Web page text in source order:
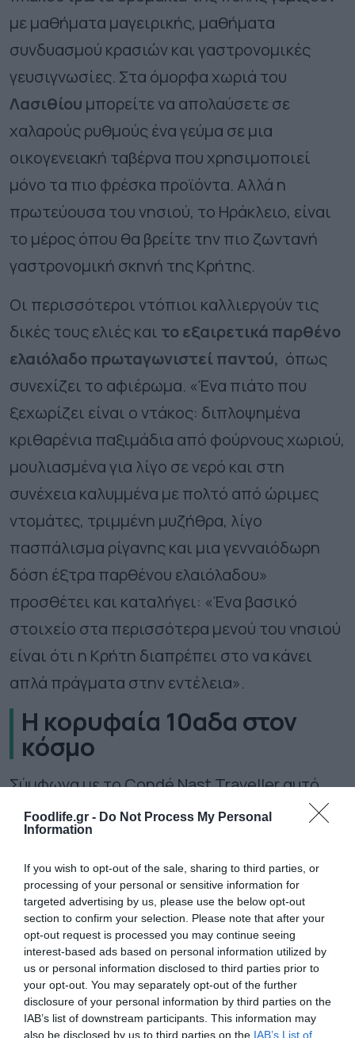
Foodlife.gr - Do Not Process My Personal
Information
If you wish to opt-out of the sale, sharing to third parties, or
processing of your personal or sensitive information for
targeted advertising by us, please use the below opt-out
section to confirm your selection. Please note that after your
opt-out request is processed you may continue seeing
interest-based ads based on personal information utilized by
us or personal information disclosed to third parties prior to
your opt-out. You may separately opt-out of the further
disclosure of your personal information by third parties on the
IAB’s list of downstream participants. This information may
also be disclosed by us to third parties on the IAB’s List of
με μαθήματα μαγειρικής, μαθήματα
συνδυασμού κρασιών και γαστρονομικές
γευσιγνωσίες. Στα όμορφα χωριά του
Λασιθίου μπορείτε να απολαύσετε σε
χαλαρούς ρυθμούς ένα γεύμα σε μια
οικογενειακή ταβέρνα που χρησιμοποιεί
μόνο τα πιο φρέσκα προϊόντα. Αλλά η
πρωτεύουσα του νησιού, το Ηράκλειο, είναι
το μέρος όπου θα βρείτε την πιο ζωντανή
γαστρονομική σκηνή της Κρήτης.
Οι περισσότεροι ντόπιοι καλλιεργούν τις
δικές τους ελιές και το εξαιρετικά παρθένο
ελαιόλαδο πρωταγωνιστεί παντού, όπως
συνεχίζει το αφιέρωμα. «Ένα πιάτο που
ξεχωρίζει είναι ο ντάκος: διπλοψημένα
κριθαρένια παξιμάδια από φούρνους χωριού,
μουλιασμένα για λίγο σε νερό και στη
συνέχεια καλυμμένα με πολτό από ώριμες
ντομάτες, τριμμένη μυζήθρα, λίγο
πασπάλισμα ρίγανης και μια γενναιόδωρη
δόση έξτρα παρθένου ελαιόλαδου»
προσθέτει και καταλήγει: «Ένα βασικό
στοιχείο στα περισσότερα μενού του νησιού
είναι ότι η Κρήτη διαπρέπει στο να κάνει
απλά πράγματα στην εντέλεια».
Η κορυφαία 10αδα στον
κόσμο
Σύμφωνα με τοCondé Nast Travellerαυτό
είναι το top-10 των γαστρονομικών
προορισμών για το 2026:
Βοστώνη
Κρήτη, Ελλάδα
Φεζ, Μαρόκο
Χονγκ Κονγκ
Μεδεγίν, Κολομβία
Minas Gerais, Βραζιλία